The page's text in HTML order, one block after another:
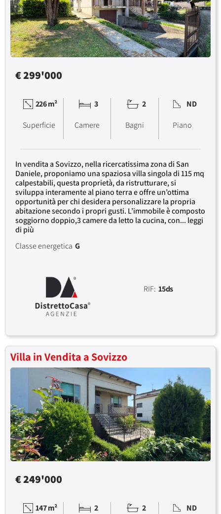
€ 299'000
226 m²
Superficie
3
Camere
2
Bagni
ND
Piano
In vendita a Sovizzo, nella ricercatissima zona di San
Daniele, proponiamo una spaziosa villa singola di 115 mq
calpestabili, questa proprietà, da ristrutturare, si
sviluppa interamente al piano terra e offre un’ottima
opportunità per chi desidera personalizzare la propria
abitazione secondo i propri gusti. L’immobile è composto
soggiorno doppio,3 camere da letto la cucina, con... leggi
di più
RIF: 15ds
Classe energetica G
Villa in Vendita a Sovizzo
€ 249'000
147 m² 2 2 ND